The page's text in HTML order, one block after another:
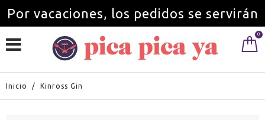
Por vacaciones, los pedidos se servirán
a partir del 1 de septiembre.
0
Inicio / Kinross Gin